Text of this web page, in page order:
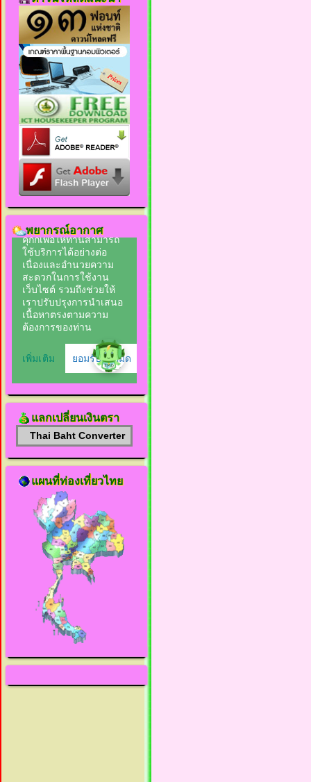
พยากรณ์อากาศ
แลกเปลี่ยนเงินตรา
Thai Baht Converter
แผนที่ท่องเที่ยวไทย